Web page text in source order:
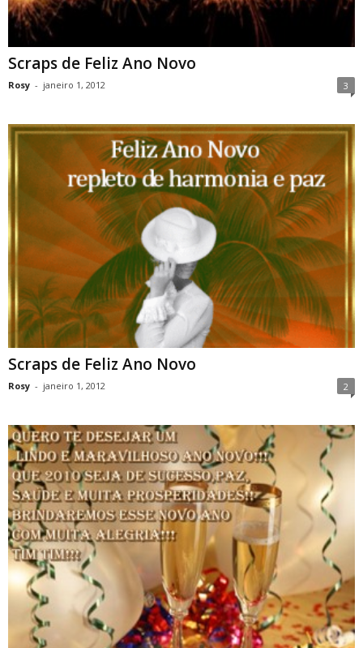
Scraps de Feliz Ano Novo
Rosy - janeiro 1, 2012 3
Scraps de Feliz Ano Novo
Rosy - janeiro 1, 2012 2